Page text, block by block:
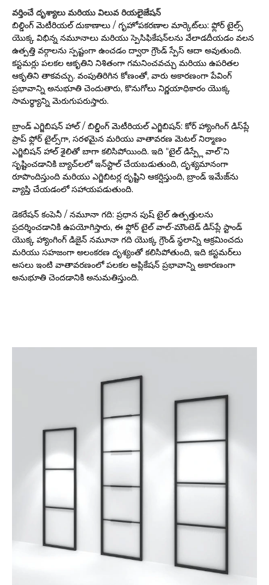
వర్తించే దృశ్యాలు మరియు విలువ రియలైజేషన్
బిల్డింగ్ మెటీరియల్ దుకాణాలు / గృహోపకరణాల మార్కెట్‌లు: ఫ్లోర్ టైల్స్
యొక్క విభిన్న నమూనాలు మరియు స్పెసిఫికేషన్‌లను వేలాడదీయడం వలన
ఉత్పత్తి వర్గాలను స్పష్టంగా ఉంచడం ద్వారా గ్రౌండ్ స్పేస్ ఆదా అవుతుంది.
కస్టమర్లు పలకల ఆకృతిని నిశితంగా గమనించవచ్చు మరియు ఉపరితల
ఆకృతిని తాకవచ్చు. వంపుతిరిగిన కోణంతో, వారు అకారణంగా పేవింగ్
ప్రభావాన్ని అనుభూతి చెందుతారు, కొనుగోలు నిర్ణయాధికారం యొక్క
సామర్థ్యాన్ని మెరుగుపరుస్తారు.
బ్రాండ్ ఎగ్జిబిషన్ హాల్ / బిల్డింగ్ మెటీరియల్ ఎగ్జిబిషన్: కోర్ హ్యాంగింగ్ డిస్‌ప్లే
ప్రాప్ ఫ్లోర్ టైల్స్‌గా, సరళమైన మరియు వాతావరణ మెటల్ నిర్మాణం
ఎగ్జిబిషన్ హాల్ శైలితో బాగా కలిసిపోయింది. ఇది "టైల్ డిస్ప్లే వాల్"ని
సృష్టించడానికి బ్యాచ్‌లలో ఇన్‌స్టాల్ చేయబడుతుంది, దృశ్యమానంగా
రూపొందిస్తుంది మరియు ఎగ్జిబిటర్ల దృష్టిని ఆకర్షిస్తుంది, బ్రాండ్ ఇమేజ్‌ను
వ్యాప్తి చేయడంలో సహాయపడుతుంది.
డెకరేషన్ కంపెనీ / నమూనా గది: ప్రధాన పుష్ టైల్ ఉత్పత్తులను
ప్రదర్శించడానికి ఉపయోగిస్తారు, ఈ ఫ్లోర్ టైల్ వాల్-మౌంటెడ్ డిస్‌ప్లే స్టాండ్
యొక్క హ్యాంగింగ్ డిజైన్ నమూనా గది యొక్క గ్రౌండ్ స్థలాన్ని ఆక్రమించదు
మరియు సహజంగా అలంకరణ దృశ్యంతో కలిసిపోతుంది, ఇది కస్టమర్‌లు
అసలు ఇంటి వాతావరణంలో పలకల అప్లికేషన్ ప్రభావాన్ని అకారణంగా
అనుభూతి చెందడానికి అనుమతిస్తుంది.